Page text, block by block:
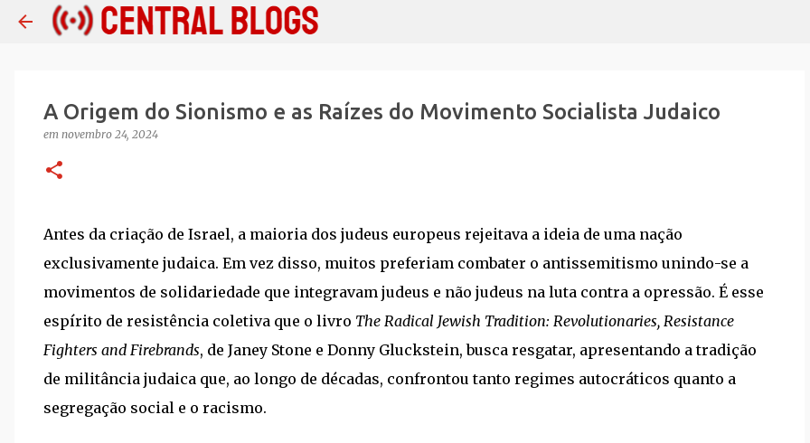
A Origem do Sionismo e as Raízes do Movimento Socialista Judaico
em novembro 24, 2024
Antes da criação de Israel, a maioria dos judeus europeus rejeitava a ideia de uma nação
exclusivamente judaica. Em vez disso, muitos preferiam combater o antissemitismo unindo-se a
movimentos de solidariedade que integravam judeus e não judeus na luta contra a opressão. É esse
espírito de resistência coletiva que o livro The Radical Jewish Tradition: Revolutionaries, Resistance
Fighters and Firebrands, de Janey Stone e Donny Gluckstein, busca resgatar, apresentando a tradição
de militância judaica que, ao longo de décadas, confrontou tanto regimes autocráticos quanto a
segregação social e o racismo.